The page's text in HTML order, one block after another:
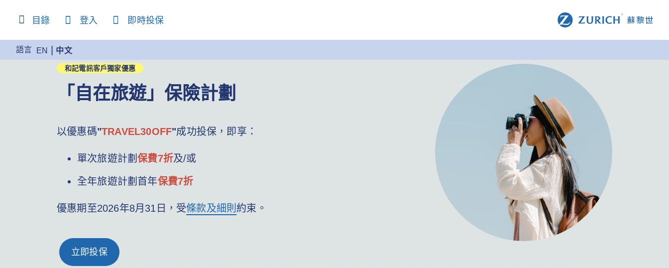
目錄 登入 即時投保
語言 EN 中文
和記電訊客戶獨家優惠
「自在旅遊」保險計劃
以優惠碼"TRAVEL30OFF"成功投保，即享：
單次旅遊計劃保費7折及/或
全年旅遊計劃首年保費7折
優惠期至2026年8月31日，受條款及細則 約束。
立即投保